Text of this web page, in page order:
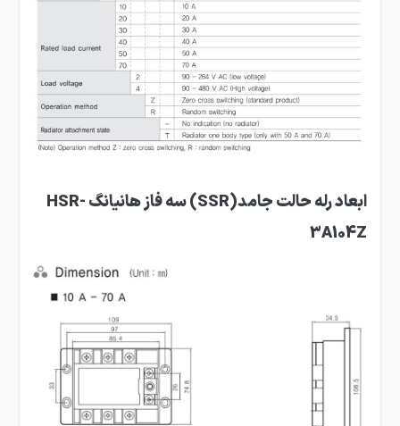
ابعاد رله حالت جامد(SSR) سه فاز هانیانگ HSR-
3A104Z